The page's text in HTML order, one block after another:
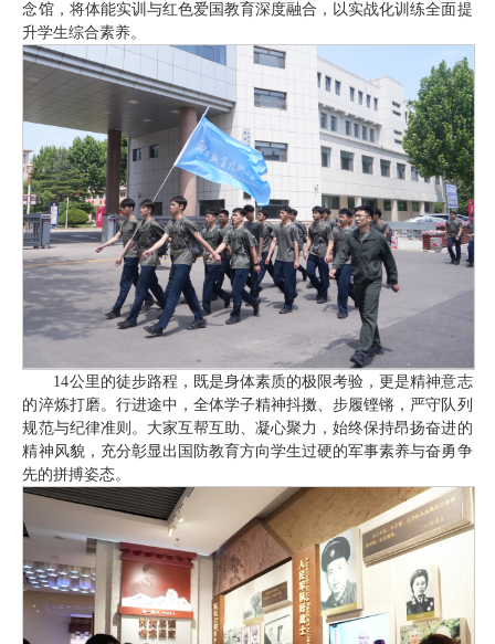
念馆，将体能实训与红色爱国教育深度融合，以实战化训练全面提
升学生综合素养。
14公里的徒步路程，既是身体素质的极限考验，更是精神意志
的淬炼打磨。行进途中，全体学子精神抖擞、步履铿锵，严守队列
规范与纪律准则。大家互帮互助、凝心聚力，始终保持昂扬奋进的
精神风貌，充分彰显出国防教育方向学生过硬的军事素养与奋勇争
先的拼搏姿态。